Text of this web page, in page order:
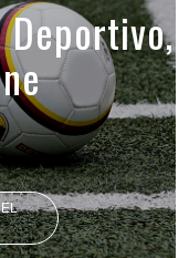
Deportivo,